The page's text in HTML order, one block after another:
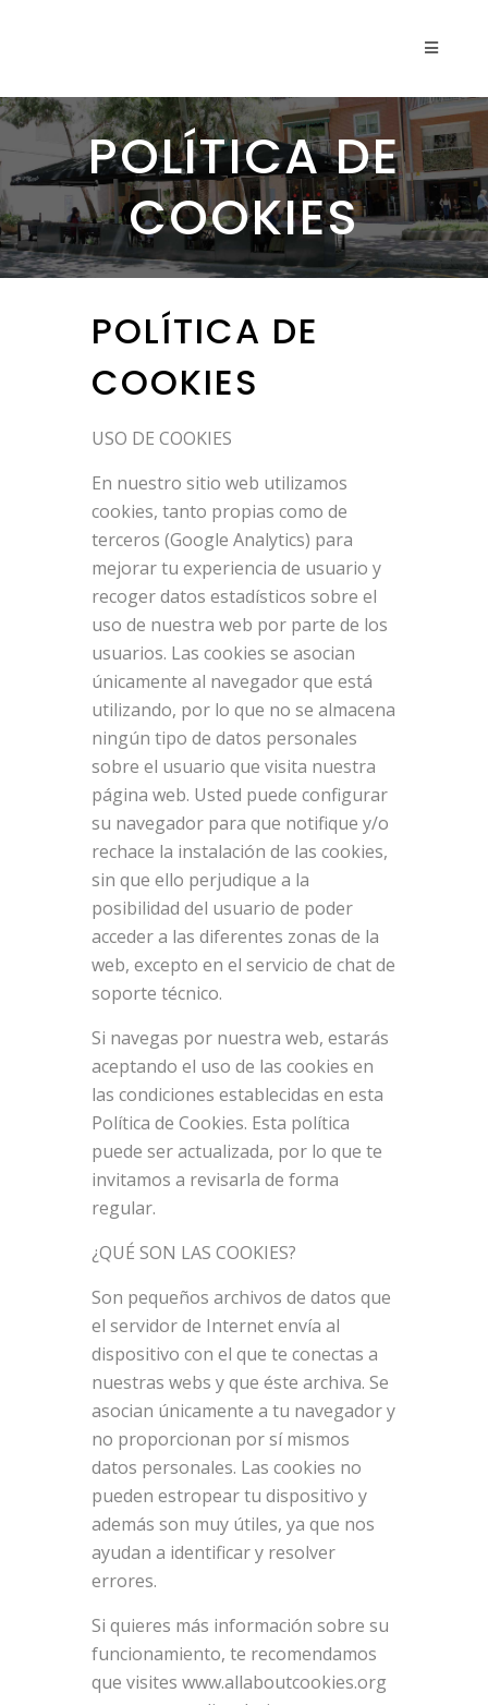
POLÍTICA DE
COOKIES
POLÍTICA DE
COOKIES
USO DE COOKIES
En nuestro sitio web utilizamos
cookies, tanto propias como de
terceros (Google Analytics) para
mejorar tu experiencia de usuario y
recoger datos estadísticos sobre el
uso de nuestra web por parte de los
usuarios. Las cookies se asocian
únicamente al navegador que está
utilizando, por lo que no se almacena
ningún tipo de datos personales
sobre el usuario que visita nuestra
página web. Usted puede configurar
su navegador para que notifique y/o
rechace la instalación de las cookies,
sin que ello perjudique a la
posibilidad del usuario de poder
acceder a las diferentes zonas de la
web, excepto en el servicio de chat de
soporte técnico.
Si navegas por nuestra web, estarás
aceptando el uso de las cookies en
las condiciones establecidas en esta
Política de Cookies. Esta política
puede ser actualizada, por lo que te
invitamos a revisarla de forma
regular.
¿QUÉ SON LAS COOKIES?
Son pequeños archivos de datos que
el servidor de Internet envía al
dispositivo con el que te conectas a
nuestras webs y que éste archiva. Se
asocian únicamente a tu navegador y
no proporcionan por sí mismos
datos personales. Las cookies no
pueden estropear tu dispositivo y
además son muy útiles, ya que nos
ayudan a identificar y resolver
errores.
Si quieres más información sobre su
funcionamiento, te recomendamos
que visites www.allaboutcookies.org